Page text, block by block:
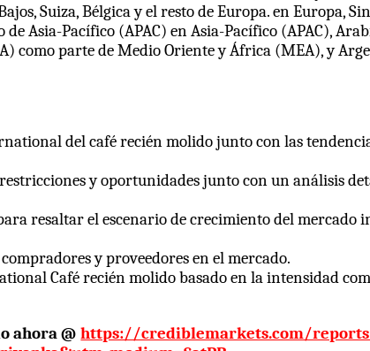
Suiza, Bélgica y el resto de Europa. en Europa,
Asia-Pacífico (APAC) en Asia-Pacífico (APAC),
como parte de Medio Oriente y África (MEA), y
del café recién molido junto con las
y oportunidades junto con un análisis
resaltar el escenario de crecimiento del mercado
y proveedores en el mercado.
Café recién molido basado en la intensidad
ahora @https://crediblemarkets.com/